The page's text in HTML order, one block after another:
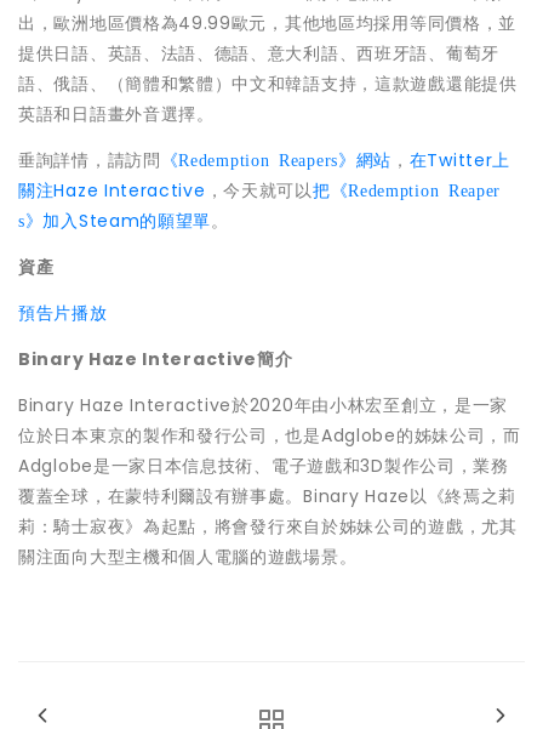
出，歐洲地區價格為49.99歐元，其他地區均採用等同價格，並
提供日語、英語、法語、德語、意大利語、西班牙語、葡萄牙
語、俄語、（簡體和繁體）中文和韓語支持，這款遊戲還能提供
英語和日語畫外音選擇。
垂詢詳情，請訪問
《Redemption Reapers》網站 ， 在Twitter上
關注Haze Interactive ，今天就可以把 《Redemption Reaper
s》 加入Steam的願望單。
資產
預告片播放
Binary Haze Interactive簡介
Binary Haze Interactive於2020年由小林宏至創立，是一家
位於日本東京的製作和發行公司，也是Adglobe的姊妹公司，而
Adglobe是一家日本信息技術、電子遊戲和3D製作公司，業務
覆蓋全球，在蒙特利爾設有辦事處。Binary Haze以
《終焉之莉
莉：騎士寂夜》 為起點，將會發行來自於姊妹公司的遊戲，尤其
關注面向大型主機和個人電腦的遊戲場景。